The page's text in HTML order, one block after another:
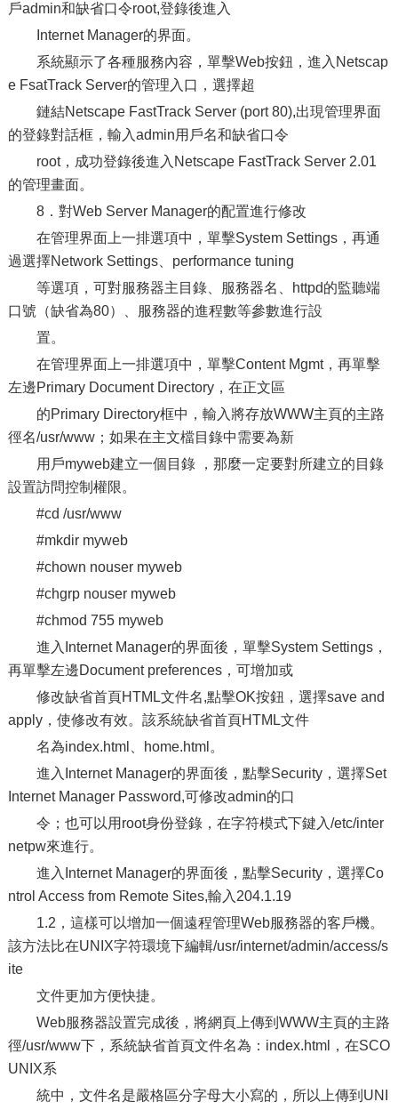
戶admin和缺省口令root,登錄後進入
Internet Manager的界面。
系統顯示了各種服務內容，單擊Web按鈕，進入Netscap
e FsatTrack Server的管理入口，選擇超
鏈結Netscape FastTrack Server (port 80),出現管理界面
的登錄對話框，輸入admin用戶名和缺省口令
root，成功登錄後進入Netscape FastTrack Server 2.01
的管理畫面。
8．對Web Server Manager的配置進行修改
在管理界面上一排選項中，單擊System Settings，再通
過選擇Network Settings、performance tuning
等選項，可對服務器主目錄、服務器名、httpd的監聽端
口號（缺省為80）、服務器的進程數等參數進行設
置。
在管理界面上一排選項中，單擊Content Mgmt，再單擊
左邊Primary Document Directory，在正文區
的Primary Directory框中，輸入將存放WWW主頁的主路
徑名/usr/www；如果在主文檔目錄中需要為新
用戶myweb建立一個目錄 ，那麼一定要對所建立的目錄
設置訪問控制權限。
#cd /usr/www
#mkdir myweb
#chown nouser myweb
#chgrp nouser myweb
#chmod 755 myweb
進入Internet Manager的界面後，單擊System Settings，
再單擊左邊Document preferences，可增加或
修改缺省首頁HTML文件名,點擊OK按鈕，選擇save and
apply，使修改有效。該系統缺省首頁HTML文件
名為index.html、home.html。
進入Internet Manager的界面後，點擊Security，選擇Set
Internet Manager Password,可修改admin的口
令；也可以用root身份登錄，在字符模式下鍵入/etc/inter
netpw來進行。
進入Internet Manager的界面後，點擊Security，選擇Co
ntrol Access from Remote Sites,輸入204.1.19
1.2，這樣可以增加一個遠程管理Web服務器的客戶機。
該方法比在UNIX字符環境下編輯/usr/internet/admin/access/s
ite
文件更加方便快捷。
Web服務器設置完成後，將網頁上傳到WWW主頁的主路
徑/usr/www下，系統缺省首頁文件名為：index.html，在SCO
UNIX系
統中，文件名是嚴格區分字母大小寫的，所以上傳到UNI